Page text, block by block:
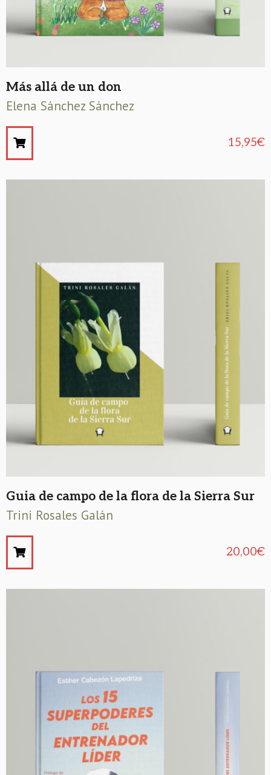
Más allá de un don
Elena Sánchez Sánchez
15,95€
Guia de campo de la flora de la Sierra Sur
Trini Rosales Galán
20,00€